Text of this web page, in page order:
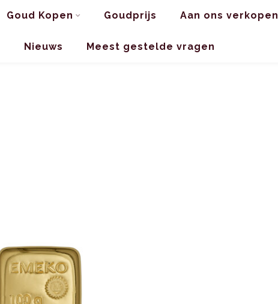
Goud Kopen Goudprijs Aan ons verkopen
Nieuws Meest gestelde vragen